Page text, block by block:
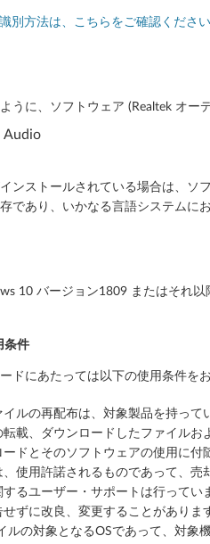
別方法は、こちらをご確認ください
うに、ソフトウェア (Realtek オー
Audio
ンストールされている場合は、ソ
であり、いかなる言語システムに
10 バージョン1809 またはそれ以
条件
ドにあたっては以下の使用条件を
イルの再配布は、対象製品を持っ
転載、ダウンロードしたファイル
ードとそのソフトウェアの使用に
、使用許諾されるものであって、売
るユーザー・サポートは行ってい
ずに改良、変更することがありま
ルの対象となるOSであって、対象